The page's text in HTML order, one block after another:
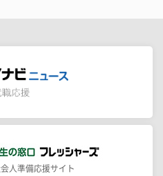
人準備応援サイト